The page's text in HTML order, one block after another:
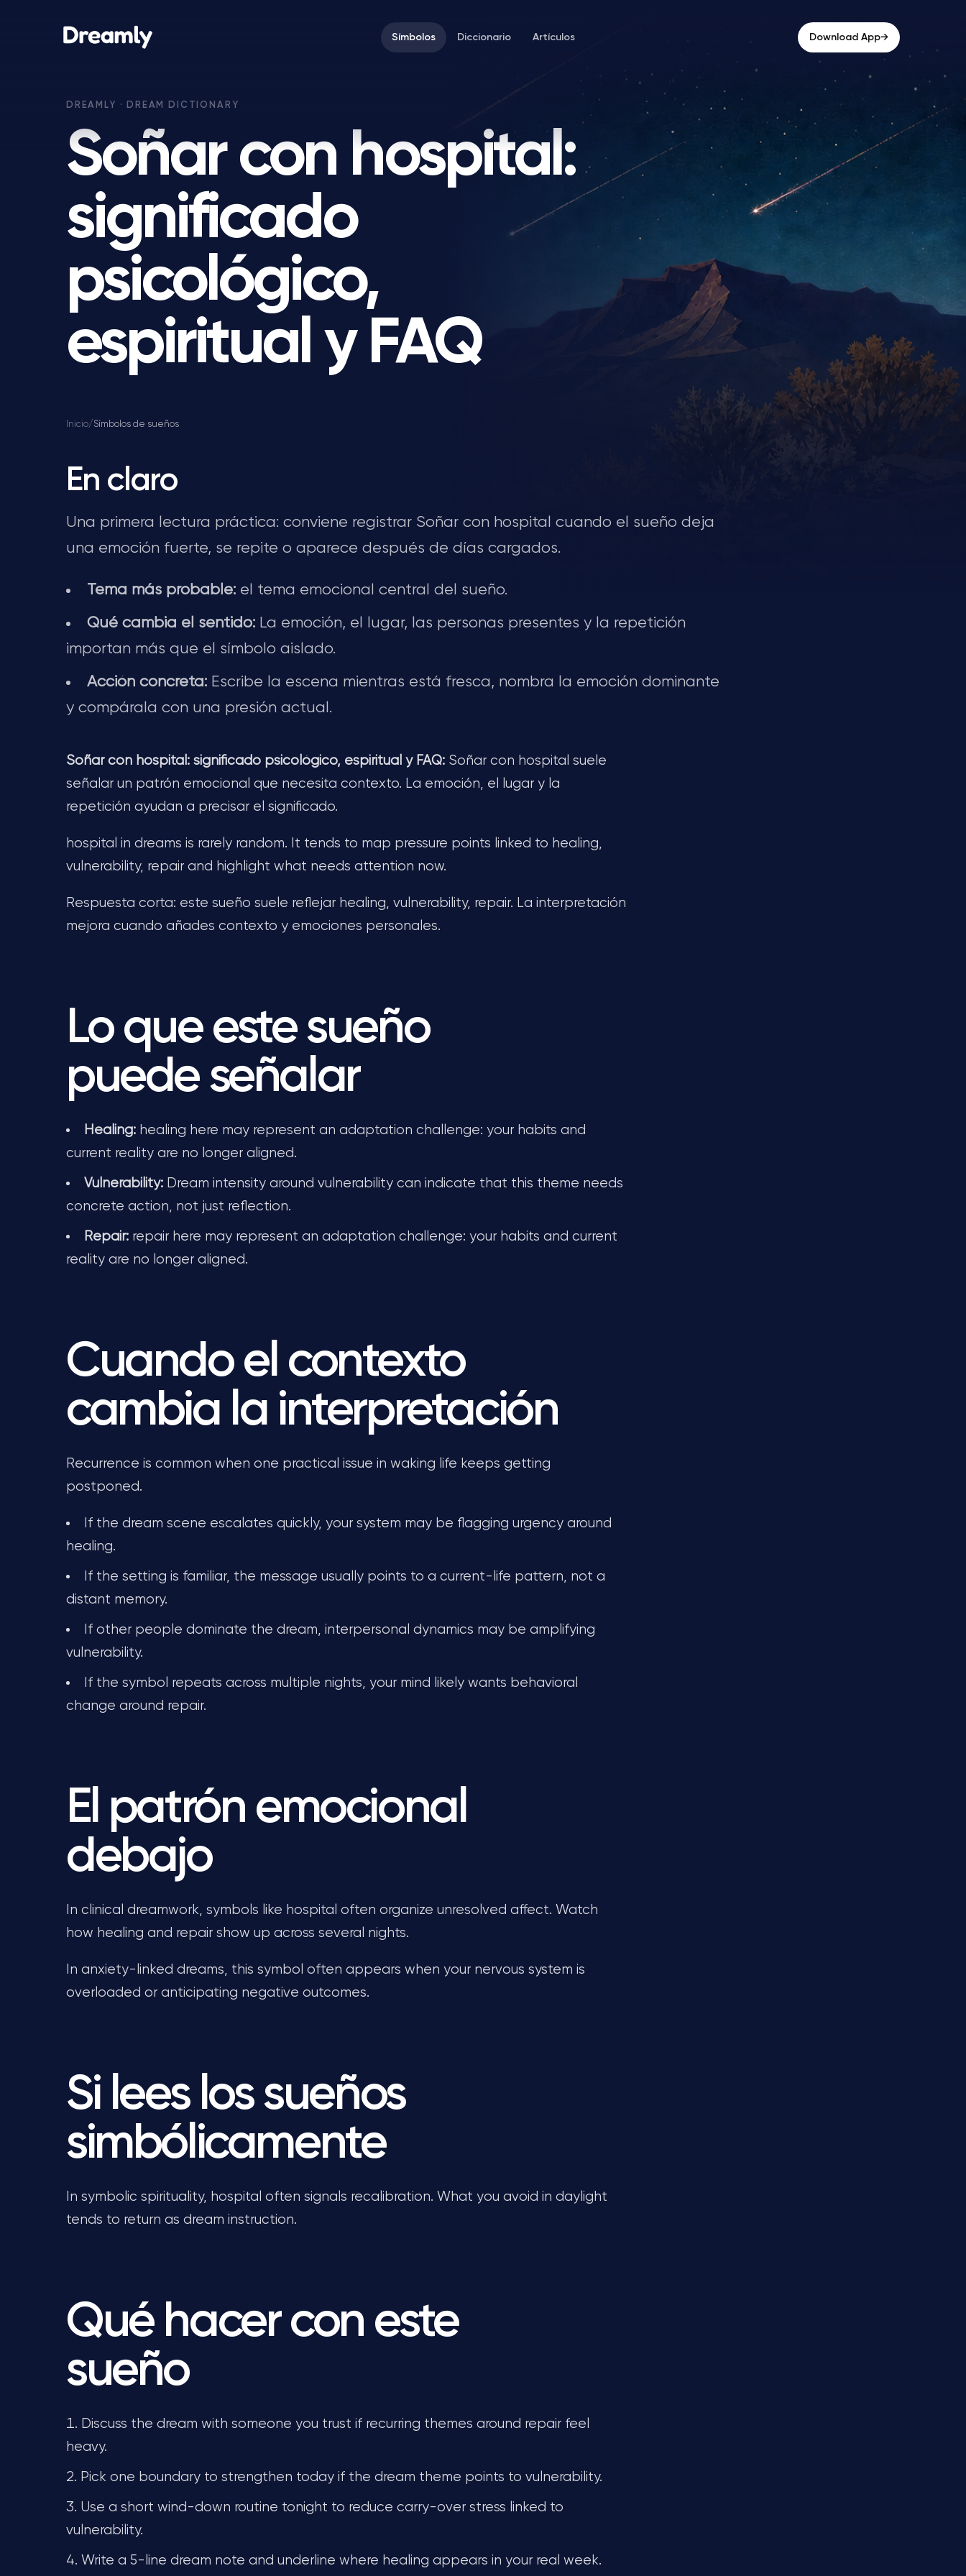
Símbolos Diccionario Artículos Download App→
Soñar con hospital:
significado
psicológico,
espiritual y FAQ
Inicio/ Símbolos de sueños
En claro
Una primera lectura práctica: conviene registrar Soñar con hospital cuando el sueño deja
una emoción fuerte, se repite o aparece después de días cargados.
Tema más probable: el tema emocional central del sueño.
Qué cambia el sentido: La emoción, el lugar, las personas presentes y la repetición
importan más que el símbolo aislado.
Acción concreta: Escribe la escena mientras está fresca, nombra la emoción dominante
y compárala con una presión actual.
Soñar con hospital: significado psicológico, espiritual y FAQ: Soñar con hospital suele
señalar un patrón emocional que necesita contexto. La emoción, el lugar y la
repetición ayudan a precisar el significado.
hospital in dreams is rarely random. It tends to map pressure points linked to healing,
vulnerability, repair and highlight what needs attention now.
Respuesta corta: este sueño suele reflejar healing, vulnerability, repair. La interpretación
mejora cuando añades contexto y emociones personales.
Lo que este sueño
puede señalar
Healing: healing here may represent an adaptation challenge: your habits and
current reality are no longer aligned.
Vulnerability: Dream intensity around vulnerability can indicate that this theme needs
concrete action, not just reflection.
Repair: repair here may represent an adaptation challenge: your habits and current
reality are no longer aligned.
Cuando el contexto
cambia la interpretación
Recurrence is common when one practical issue in waking life keeps getting
postponed.
If the dream scene escalates quickly, your system may be flagging urgency around
healing.
If the setting is familiar, the message usually points to a current-life pattern, not a
distant memory.
If other people dominate the dream, interpersonal dynamics may be amplifying
vulnerability.
If the symbol repeats across multiple nights, your mind likely wants behavioral
change around repair.
El patrón emocional
debajo
In clinical dreamwork, symbols like hospital often organize unresolved affect. Watch
how healing and repair show up across several nights.
In anxiety-linked dreams, this symbol often appears when your nervous system is
overloaded or anticipating negative outcomes.
Si lees los sueños
simbólicamente
In symbolic spirituality, hospital often signals recalibration. What you avoid in daylight
tends to return as dream instruction.
Qué hacer con este
sueño
Discuss the dream with someone you trust if recurring themes around repair feel
heavy.
Pick one boundary to strengthen today if the dream theme points to vulnerability.
Use a short wind-down routine tonight to reduce carry-over stress linked to
vulnerability.
Write a 5-line dream note and underline where healing appears in your real week.